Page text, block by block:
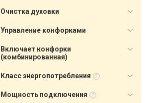
Очистка духовки
Управление конфорками
Включает конфорки
(комбинированная)
Класс энергопотребления
Мощность подключения